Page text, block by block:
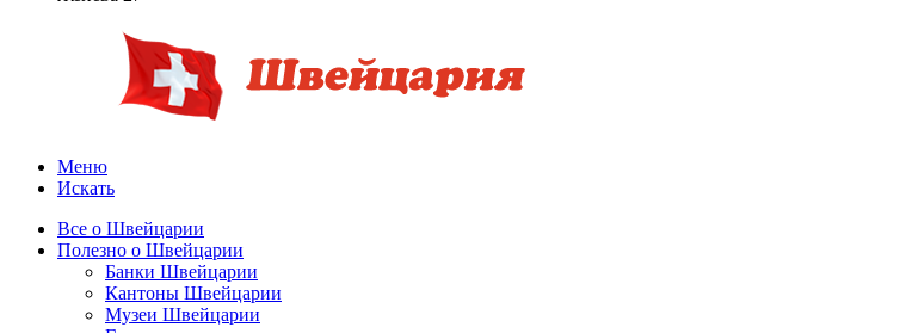
Меню
Искать
Все о Швейцарии
Полезно о Швейцарии
Банки Швейцарии
Кантоны Швейцарии
Музеи Швейцарии